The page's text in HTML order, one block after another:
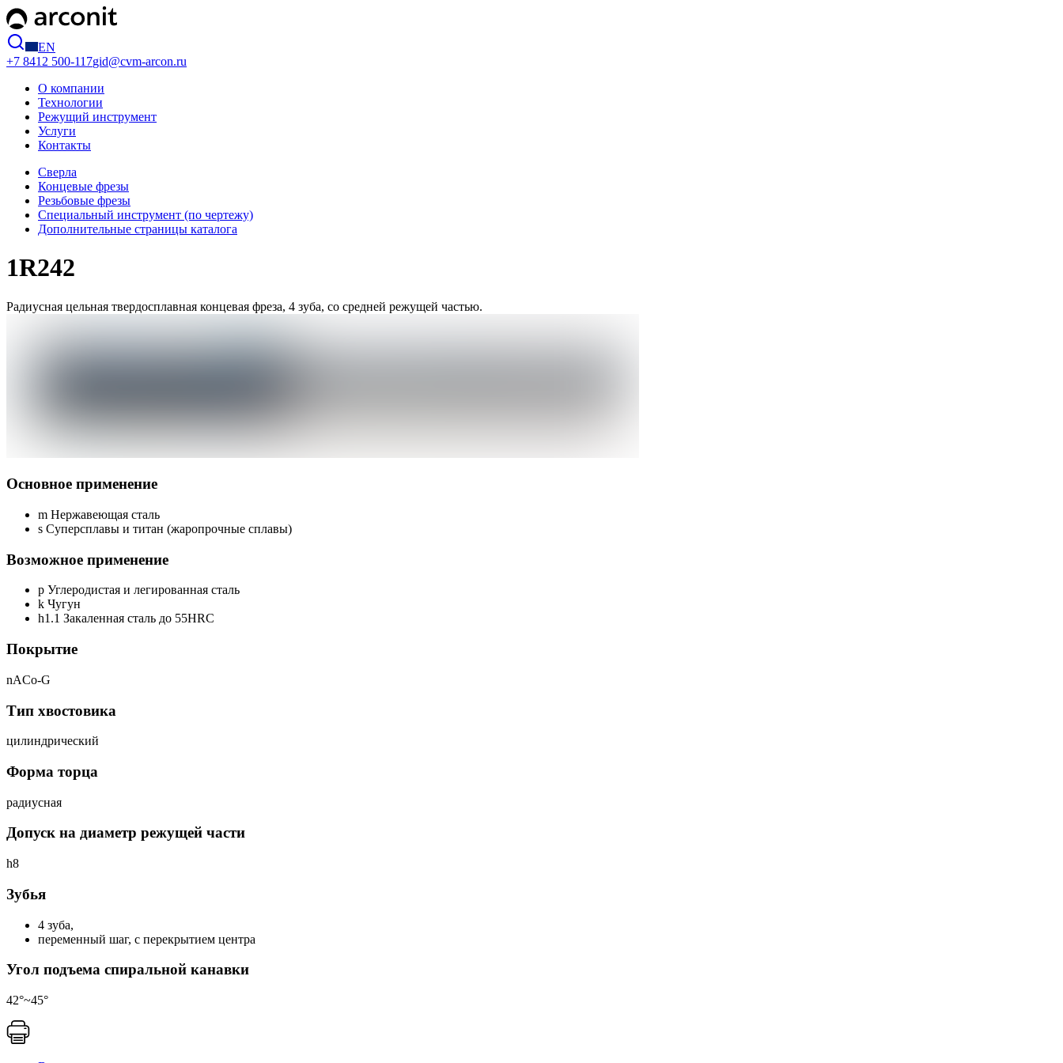
EN
+7 8412 500-117gid@cvm-arcon.ru
О компании
Технологии
Режущий инструмент
Услуги
Контакты
Сверла
Концевые фрезы
Резьбовые фрезы
Специальный инструмент (по чертежу)
Дополнительные страницы каталога
1R242
Радиусная цельная твердосплавная концевая фреза, 4 зуба, со средней режущей частью.
Основное применение
m Нержавеющая сталь
s Суперсплавы и титан (жаропрочные сплавы)
Возможное применение
p Углеродистая и легированная сталь
k Чугун
h1.1 Закаленная сталь до 55HRC
Покрытие
nACo-G
Тип хвостовика
цилиндрический
Форма торца
радиусная
Допуск на диаметр режущей части
h8
Зубья
4 зуба,
переменный шаг, с перекрытием центра
Угол подъема спиральной канавки
42°~45°